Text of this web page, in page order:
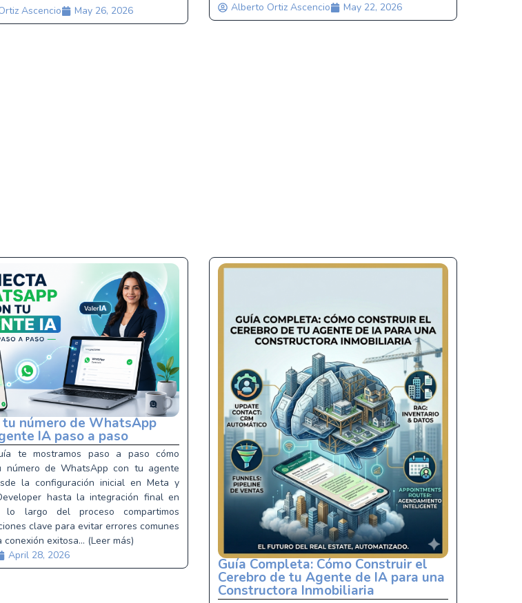
Ascencio
May 26, 2026
Alberto Ortiz Ascencio
May 22, 2026
tu número de WhatsApp
IA paso a paso
te mostramos paso a paso cómo
número de WhatsApp con tu agente
la configuración inicial en Meta y
hasta la integración final en
lo largo del proceso compartimos
clave para evitar errores comunes
exitosa... (Leer más)
April 28, 2026
Guía Completa: Cómo Construir el
Cerebro de tu Agente de IA para una
Constructora Inmobiliaria